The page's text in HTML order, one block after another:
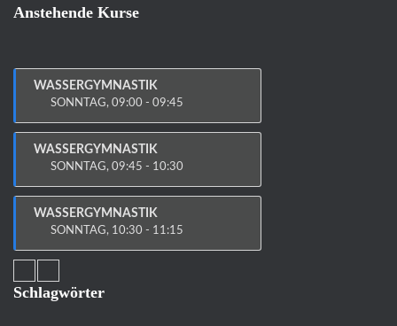
Anstehende Kurse
WASSERGYMNASTIK
SONNTAG, 09:00 - 09:45
WASSERGYMNASTIK
SONNTAG, 09:45 - 10:30
WASSERGYMNASTIK
SONNTAG, 10:30 - 11:15
Schlagwörter